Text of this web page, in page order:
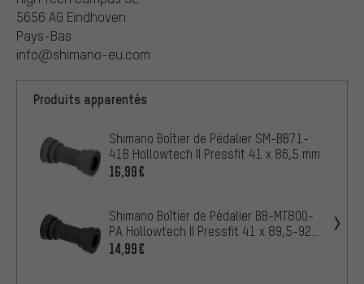
5656 AG Eindhoven
Pays-Bas
info@shimano-eu.com
Produits apparentés
Shimano Boîtier de Pédalier SM-BB71-
41B Hollowtech II Pressfit 41 x 86,5 mm
16,99€
Shimano Boîtier de Pédalier BB-MT800-
PA Hollowtech II Pressfit 41 x 89,5-92
mm
14,99€